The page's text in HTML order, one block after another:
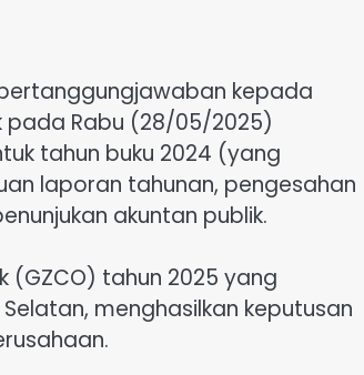
kepada
pada Rabu (28/05/2025)
tahun buku 2024 (yang
laporan tahunan, pengesahan
akuntan publik.
(GZCO) tahun 2025 yang
menghasilkan keputusan